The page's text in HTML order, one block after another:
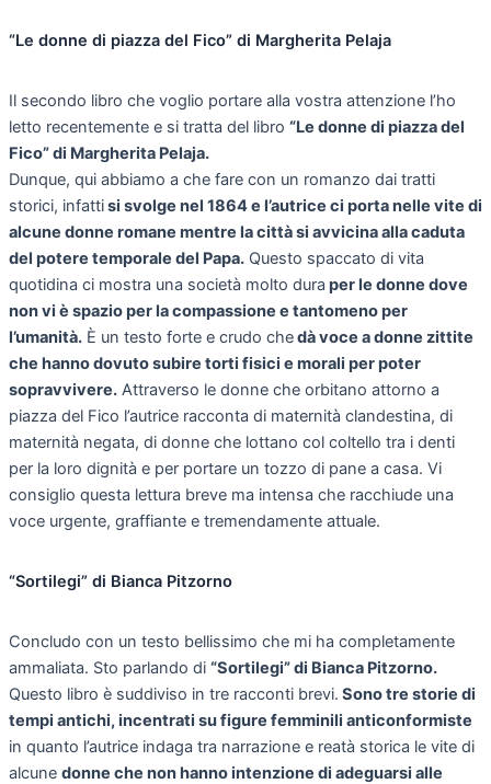
“Le donne di piazza del Fico” di Margherita Pelaja
Il secondo libro che voglio portare alla vostra attenzione l’ho
letto recentemente e si tratta del libro “Le donne di piazza del
Fico” di Margherita Pelaja.
Dunque, qui abbiamo a che fare con un romanzo dai tratti
storici, infattisi svolge nel 1864 e l’autrice ci porta nelle vite di
alcune donne romane mentre la città si avvicina alla caduta
del potere temporale del Papa. Questo spaccato di vita
quotidina ci mostra una società molto dura per le donne dove
non vi è spazio per la compassione e tantomeno per
l’umanità. È un testo forte e crudo chedà voce a donne zittite
che hanno dovuto subire torti fisici e morali per poter
sopravvivere. Attraverso le donne che orbitano attorno a
piazza del Fico l’autrice racconta di maternità clandestina, di
maternità negata, di donne che lottano col coltello tra i denti
per la loro dignità e per portare un tozzo di pane a casa. Vi
consiglio questa lettura breve ma intensa che racchiude una
voce urgente, graffiante e tremendamente attuale.
“Sortilegi” di Bianca Pitzorno
Concludo con un testo bellissimo che mi ha completamente
ammaliata. Sto parlando di “Sortilegi” di Bianca Pitzorno.
Questo libro è suddiviso in tre racconti brevi. Sono tre storie di
tempi antichi, incentrati su figure femminili anticonformiste
in quanto l’autrice indaga tra narrazione e reatà storica le vite di
alcune donne che non hanno intenzione di adeguarsi alle